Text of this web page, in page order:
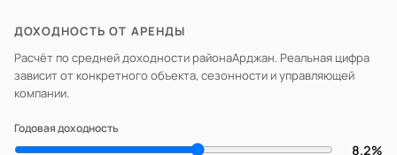
ДОХОДНОСТЬ ОТ АРЕНДЫ
Расчёт по средней доходности районаАрджан . Реальная цифра
зависит от конкретного объекта, сезонности и управляющей
компании.
Годовая доходность
8.2%